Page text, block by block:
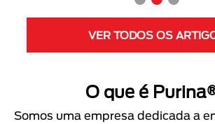
VER TODOS OS
O que é
Somos uma empresa dedicada a